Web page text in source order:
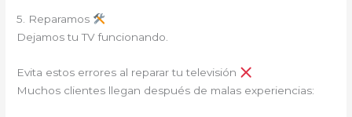
5. Reparamos
Dejamos tu TV funcionando.
Evita estos errores al reparar tu televisión
Muchos clientes llegan después de malas experiencias: